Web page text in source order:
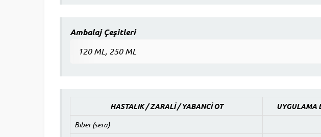
Ambalaj Çeşitleri
120 ML, 250 ML
HASTALIK / ZARALİ / YABANCİ OT UYGULAMA
Biber (sera)